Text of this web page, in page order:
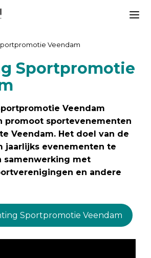
Veendam
Sportpromotie
Veendam
promoot sportevenementen
Veendam. Het doel van de
jaarlijks evenementen te
samenwerking met
en andere
Sportpromotie Veendam